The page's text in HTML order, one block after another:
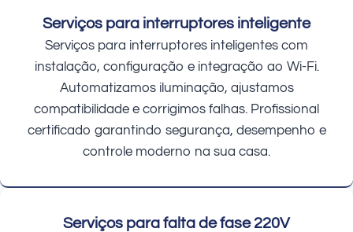
Serviços para interruptores inteligente
Serviços para interruptores inteligentes com
instalação, configuração e integração ao Wi-Fi.
Automatizamos iluminação, ajustamos
compatibilidade e corrigimos falhas. Profissional
certificado garantindo segurança, desempenho e
controle moderno na sua casa.
Serviços para falta de fase 220V